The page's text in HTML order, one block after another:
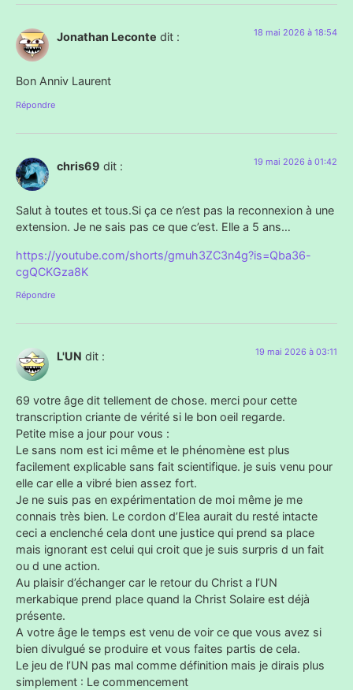
Jonathan Leconte dit : 18 mai 2026 à 18:54
Bon Anniv Laurent
Répondre
chris69 dit : 19 mai 2026 à 01:42
Salut à toutes et tous.Si ça ce n’est pas la reconnexion à une
extension. Je ne sais pas ce que c’est. Elle a 5 ans…
https://youtube.com/shorts/gmuh3ZC3n4g?is=Qba36-
cgQCKGza8K
Répondre
L'UN dit : 19 mai 2026 à 03:11
69 votre âge dit tellement de chose. merci pour cette
transcription criante de vérité si le bon oeil regarde.
Petite mise a jour pour vous :
Le sans nom est ici même et le phénomène est plus
facilement explicable sans fait scientifique. je suis venu pour
elle car elle a vibré bien assez fort.
Je ne suis pas en expérimentation de moi même je me
connais très bien. Le cordon d’Elea aurait du resté intacte
ceci a enclenché cela dont une justice qui prend sa place
mais ignorant est celui qui croit que je suis surpris d un fait
ou d une action.
Au plaisir d’échanger car le retour du Christ a l’UN
merkabique prend place quand la Christ Solaire est déjà
présente.
A votre âge le temps est venu de voir ce que vous avez si
bien divulgué se produire et vous faites partis de cela.
Le jeu de l’UN pas mal comme définition mais je dirais plus
simplement : Le commencement